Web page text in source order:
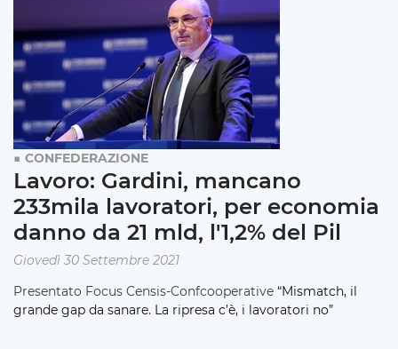
CONFEDERAZIONE
Lavoro: Gardini, mancano
233mila lavoratori, per economia
danno da 21 mld, l'1,2% del Pil
Giovedì 30 Settembre 2021
Presentato Focus Censis-Confcooperative “Mismatch, il
grande gap da sanare. La ripresa c’è, i lavoratori no”